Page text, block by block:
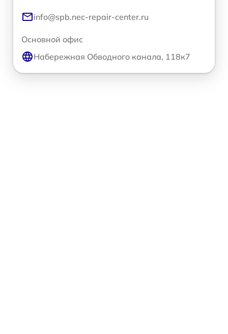
info@spb.nec-repair-center.ru
Основной офис
Набережная Обводного канала, 118к7